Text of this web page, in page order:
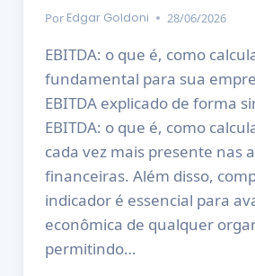
Por Edgar Goldoni 28/06/2026
EBITDA: o que é, como
fundamental para sua
EBITDA explicado de forma
EBITDA: o que é, como
cada vez mais presente nas
financeiras. Além disso,
indicador é essencial para
econômica de qualquer
permitindo…